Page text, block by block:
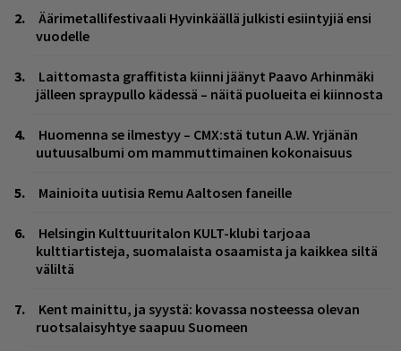
Äärimetallifestivaali Hyvinkäällä julkisti esiintyjiä ensi
vuodelle
Laittomasta graffitista kiinni jäänyt Paavo Arhinmäki
jälleen spraypullo kädessä – näitä puolueita ei kiinnosta
Huomenna se ilmestyy – CMX:stä tutun A.W. Yrjänän
uutuusalbumi om mammuttimainen kokonaisuus
Mainioita uutisia Remu Aaltosen faneille
Helsingin Kulttuuritalon KULT-klubi tarjoaa
kulttiartisteja, suomalaista osaamista ja kaikkea siltä
väliltä
Kent mainittu, ja syystä: kovassa nosteessa olevan
ruotsalaisyhtye saapuu Suomeen